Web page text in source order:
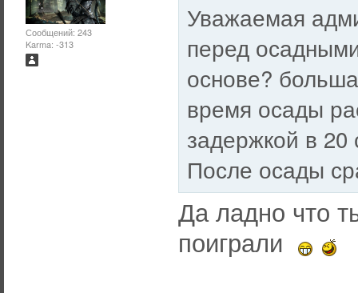
Сообщений: 243
Karma: -313
Уважаемая
перед
основе?
время осады
задержкой в 20
После осады
Да ладно что
поиграли